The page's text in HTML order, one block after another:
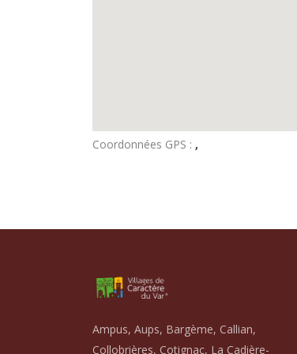
Coordonnées GPS : ,
Ampus, Aups, Bargème, Callian,
Collobrières, Cotignac, La Cadière-